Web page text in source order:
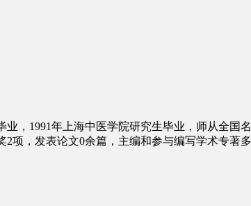
，1991年上海中医学院研究生毕业，师从全
项，发表论文0余篇，主编和参与编写学术专著多